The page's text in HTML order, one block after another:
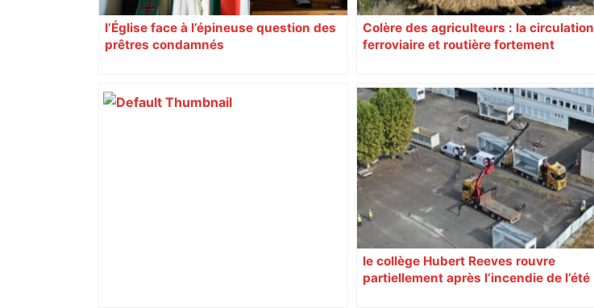
l’Église face à l’épineuse question des
prêtres condamnés
Colère des agriculteurs : la circulation
ferroviaire et routière fortement
le collège Hubert Reeves rouvre
partiellement après l’incendie de l’été